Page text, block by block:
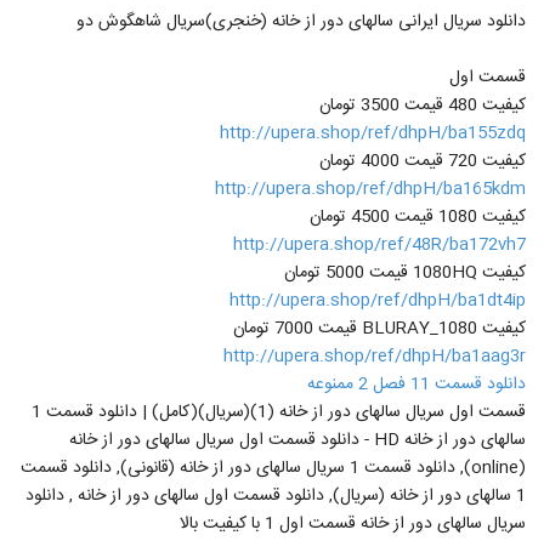
دانلود کامل فیلم دزد و پری 2 رایگان
25
دانلود کامل و رایگان فیلم گروه آلما (نسخه کامل
)(بدون سانسور)
۴۷۵ بازدید
26
دانلود رایگان فیلم تخته گاز با کیفیت عالی و
حجم کم
دانلود رایگان فیلم پریناز با کیفیت عالی و حجم
کم
۱۸۹ بازدید
28
دانلود فیلم هزار سال با تو (کامل)(قانونی)|
دانلود رایگان فیلم سینمایی هزار سال با تو-
(online)(HD)
۲۱۷ بازدید
29
قسمت یازدهم سریال جزیره (کامل)(قانونی)|
یازدهم-(online)(HD)
دانلود سریال ایرانی سالهای دور از خانه (خنجری)سریال شاهگوش دو
قسمت اول
کیفیت 480 قیمت 3500 تومان
http://upera.shop/ref/dhpH/ba155zdq
کیفیت 720 قیمت 4000 تومان
http://upera.shop/ref/dhpH/ba165kdm
کیفیت 1080 قیمت 4500 تومان
http://upera.shop/ref/48R/ba172vh7
کیفیت 1080HQ قیمت 5000 تومان
http://upera.shop/ref/dhpH/ba1dt4ip
کیفیت BLURAY_1080 قیمت 7000 تومان
http://upera.shop/ref/dhpH/ba1aag3r
دانلود قسمت 11 فصل 2 ممنوعه
قسمت اول سریال سالهای دور از خانه (1)(سریال)(کامل) | دانلود قسمت 1
سالهای دور از خانه HD - دانلود قسمت اول سریال سالهای دور از خانه
(online), دانلود قسمت 1 سریال سالهای دور از خانه (قانونی), دانلود قسمت
1 سالهای دور از خانه (سریال), دانلود قسمت اول سالهای دور از خانه , دانلود
سریال سالهای دور از خانه قسمت اول 1 با کیفیت بالا